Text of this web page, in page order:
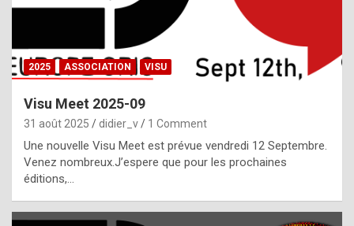
,
g
h
t
f
2025 ASSOCIATION VISU
Visu Meet 2025-09
31 août 2025 didier_v 1 Comment
Une nouvelle Visu Meet est prévue vendredi 12 Septembre.
Venez nombreux.J’espere que pour les prochaines
éditions,…